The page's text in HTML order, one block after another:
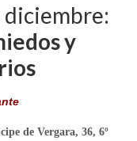
diciembre:
y
de Vergara, 36, 6º